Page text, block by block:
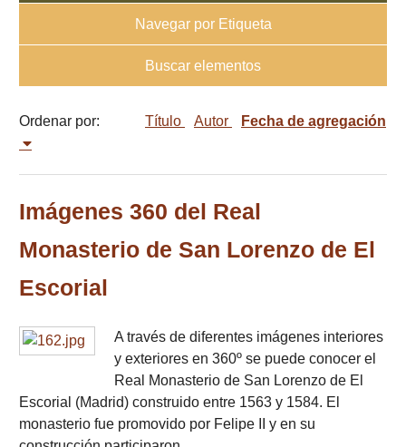
Navegar por Etiqueta
Buscar elementos
Ordenar por: Título Autor Fecha de agregación
Imágenes 360 del Real
Monasterio de San Lorenzo de El
Escorial
A través de diferentes imágenes interiores
y exteriores en 360º se puede conocer el
Real Monasterio de San Lorenzo de El
Escorial (Madrid) construido entre 1563 y 1584. El
monasterio fue promovido por Felipe II y en su